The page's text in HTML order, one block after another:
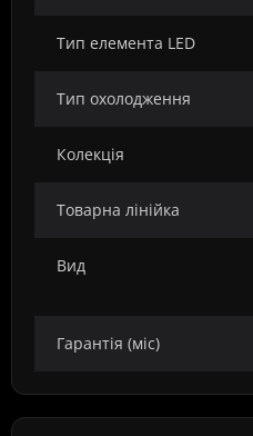
Тип елемента LED
Тип охолодження
Колекція
Товарна лінійка
Вид
Гарантія (міс)